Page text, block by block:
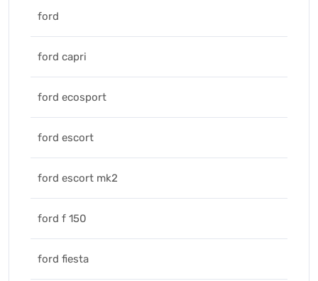
ford
ford capri
ford ecosport
ford escort
ford escort mk2
ford f 150
ford fiesta